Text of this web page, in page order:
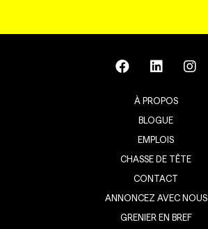
À PROPOS
BLOGUE
EMPLOIS
CHASSE DE TÊTE
CONTACT
ANNONCEZ AVEC NOUS
GRENIER EN BREF